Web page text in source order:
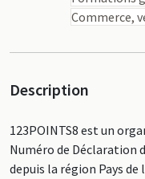
Commerce,
Description
123POINTS8 est un
Numéro de Déclaration
depuis la région Pays de